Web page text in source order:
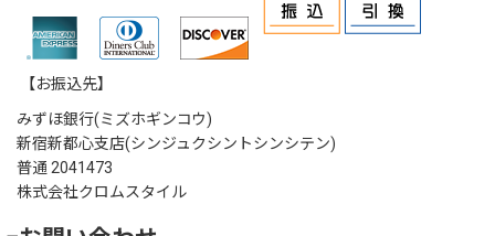
【お振込先】
みずほ銀行(ミズホギンコウ)
新宿新都心支店(シンジュクシントシンシテン)
普通 2041473
株式会社クロムスタイル